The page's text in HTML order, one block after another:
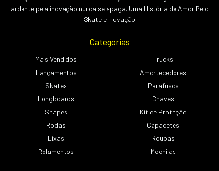
ardente pela inovação nunca se apaga. Uma História de Amor Pelo
Skate e Inovação
Categorias
Mais Vendidos
Lançamentos
Skates
Longboards
Shapes
Rodas
Lixas
Rolamentos
Trucks
Amortecedores
Parafusos
Chaves
Kit de Proteção
Capacetes
Roupas
Mochilas